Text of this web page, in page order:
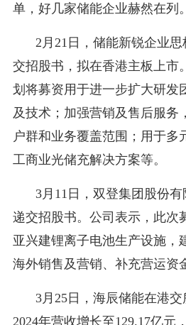
单，好几家储能企业赫然在列。
2月21日，储能新锐企业
交招股书，拟在香港主板上市
划将募资用于进一步扩大研发
及技术；加强营销及售后服务
户群和业务覆盖范围；用于多
工商业光储充解决方案等。
3月11日，双登集团股份
递交招股书。公司表示，此次
亚兴建锂离子电池生产设施，
海外销售及营销、补充营运资
3月25日，海辰储能在港
2024年营收增长至129.17亿元